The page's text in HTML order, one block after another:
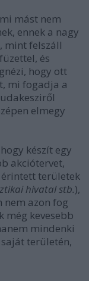
mást nem
ennek a nagy
mint felszáll
és
hogy ott
mi fogadja a
elmegy
készít egy
akciótervet,
érintett területek
hivatal stb.),
nem azon fog
még kevesebb
mindenki
területén,